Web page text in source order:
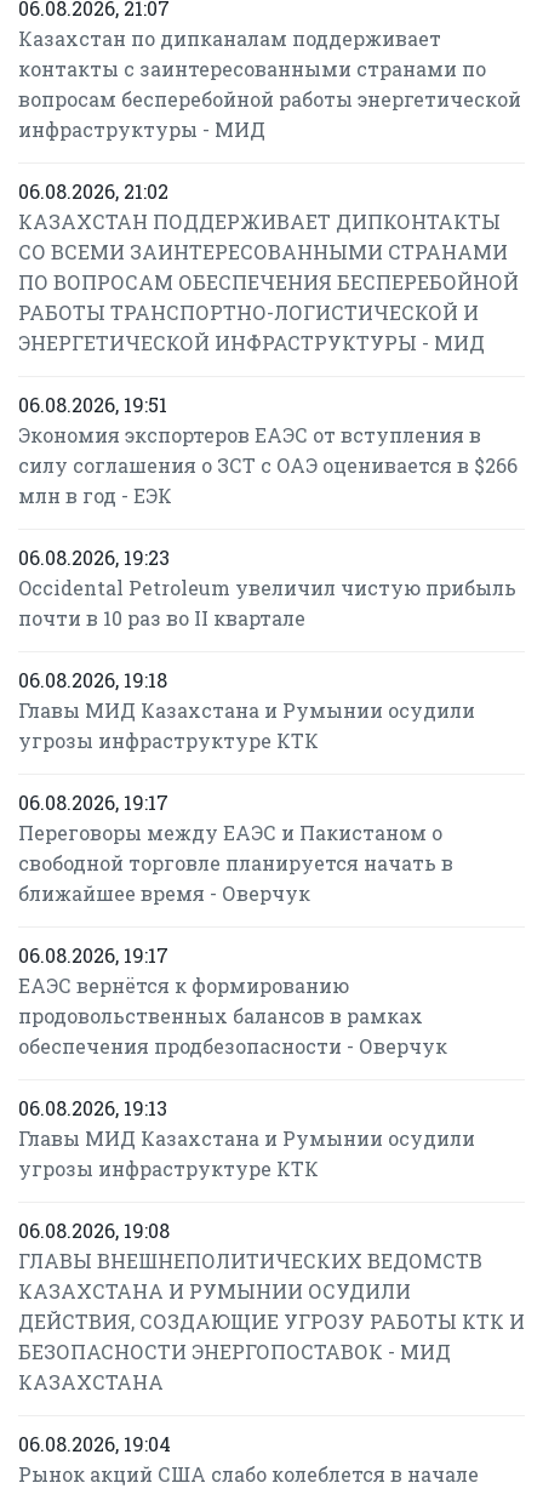
06.08.2026, 21:07
Казахстан по дипканалам поддерживает
контакты с заинтересованными странами по
вопросам бесперебойной работы энергетической
инфраструктуры - МИД
06.08.2026, 21:02
КАЗАХСТАН ПОДДЕРЖИВАЕТ ДИПКОНТАКТЫ
СО ВСЕМИ ЗАИНТЕРЕСОВАННЫМИ СТРАНАМИ
ПО ВОПРОСАМ ОБЕСПЕЧЕНИЯ БЕСПЕРЕБОЙНОЙ
РАБОТЫ ТРАНСПОРТНО-ЛОГИСТИЧЕСКОЙ И
ЭНЕРГЕТИЧЕСКОЙ ИНФРАСТРУКТУРЫ - МИД
06.08.2026, 19:51
Экономия экспортеров ЕАЭС от вступления в
силу соглашения о ЗСТ с ОАЭ оценивается в $266
млн в год - ЕЭК
06.08.2026, 19:23
Occidental Petroleum увеличил чистую прибыль
почти в 10 раз во II квартале
06.08.2026, 19:18
Главы МИД Казахстана и Румынии осудили
угрозы инфраструктуре КТК
06.08.2026, 19:17
Переговоры между ЕАЭС и Пакистаном о
свободной торговле планируется начать в
ближайшее время - Оверчук
06.08.2026, 19:17
ЕАЭС вернётся к формированию
продовольственных балансов в рамках
обеспечения продбезопасности - Оверчук
06.08.2026, 19:13
Главы МИД Казахстана и Румынии осудили
угрозы инфраструктуре КТК
06.08.2026, 19:08
ГЛАВЫ ВНЕШНЕПОЛИТИЧЕСКИХ ВЕДОМСТВ
КАЗАХСТАНА И РУМЫНИИ ОСУДИЛИ
ДЕЙСТВИЯ, СОЗДАЮЩИЕ УГРОЗУ РАБОТЫ КТК И
БЕЗОПАСНОСТИ ЭНЕРГОПОСТАВОК - МИД
КАЗАХСТАНА
06.08.2026, 19:04
Рынок акций США слабо колеблется в начале